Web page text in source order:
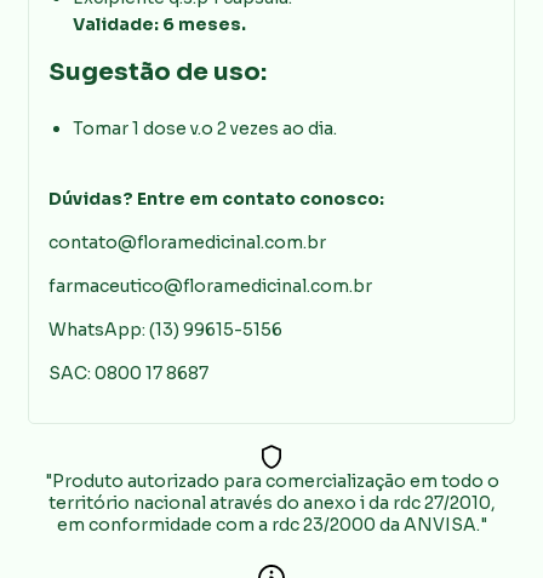
Validade: 6 meses.
Sugestão de uso:
Tomar 1 dose v.o 2 vezes ao dia.
Dúvidas? Entre em contato conosco:
contato@floramedicinal.com.br
farmaceutico@floramedicinal.com.br
WhatsApp: (13) 99615-5156
SAC: 0800 17 8687
"Produto autorizado para comercialização em todo o
território nacional através do anexo i da rdc 27/2010,
em conformidade com a rdc 23/2000 da ANVISA."